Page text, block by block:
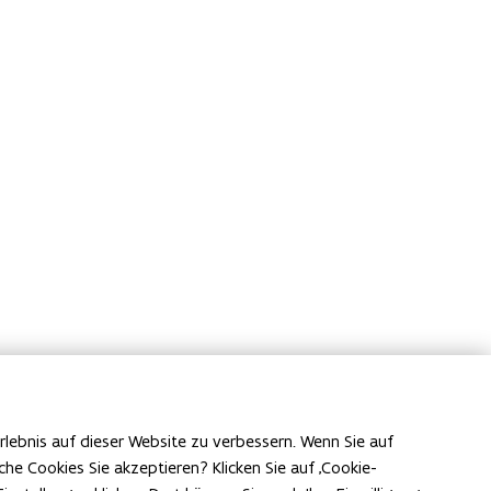
auf dieser Website zu verbessern. Wenn Sie auf
Cookies Sie akzeptieren? Klicken Sie auf ‚Cookie-